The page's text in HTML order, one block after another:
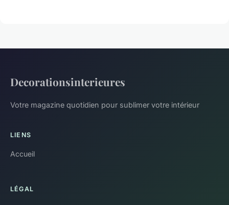
Decorationsinterieures
Votre magazine quotidien pour sublimer votre intérieur
LIENS
Accueil
LÉGAL